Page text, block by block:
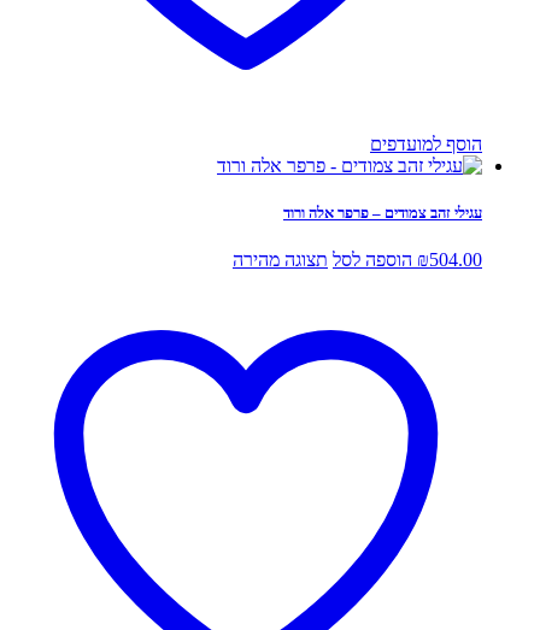
הוסף למועדפים
עגילי זהב צמודים – פרפר אלה ורוד
₪504.00 הוספה לסל תצוגה מהירה